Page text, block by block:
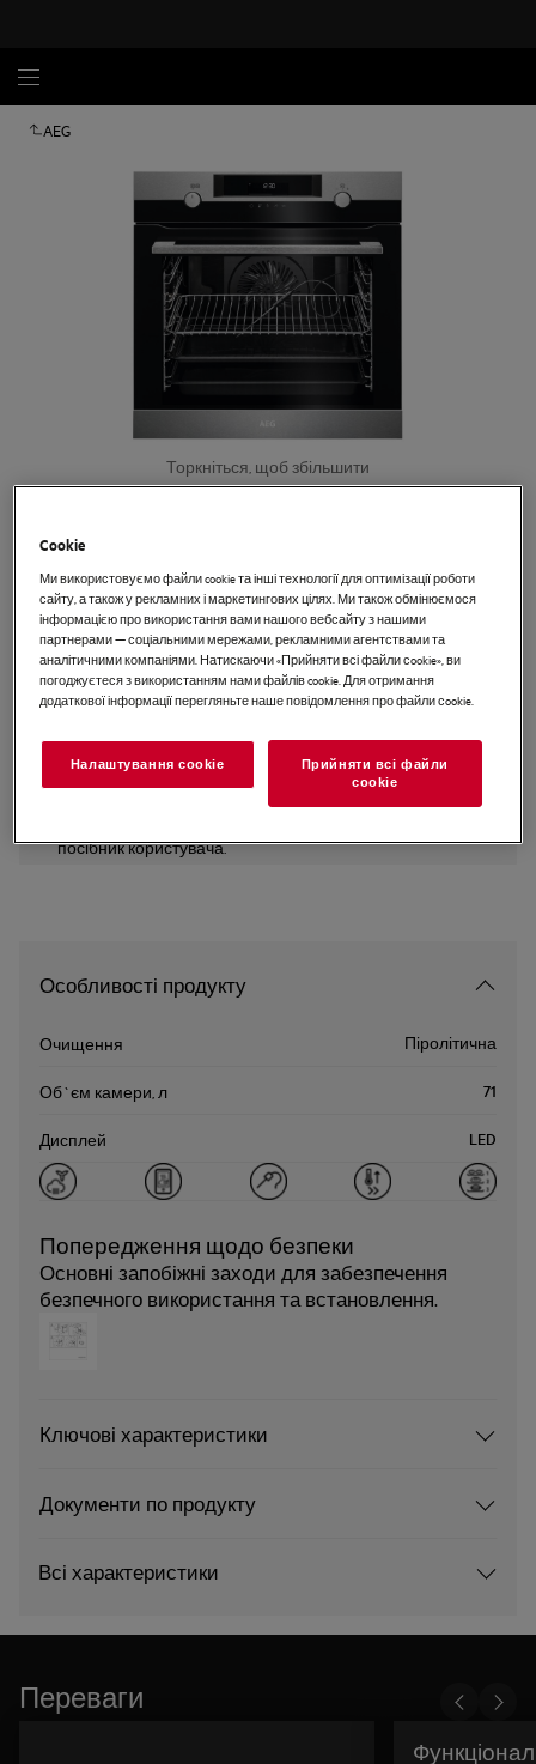
AEG
Торкніться, щоб збільшити
Вбудована електрична духова
шафа SteamBake 6000
EU керівництво
Інструкції з техніки безпеки та попередження щодо
наведені в розділах 1 і 2 посібника користувача. Для
посібник користувача.
Особливості продукту
Очищення Піролітична
Об`єм камери, л 71
Дисплей LED
Попередження щодо безпеки
Основні запобіжні заходи для забезпечення
безпечного використання та встановлення.
Ключові характеристики
Документи по продукту
Всі характеристики
Переваги
Cookie
Ми використовуємо файли cookie та інші технології для оптимізації роботи
сайту, а також у рекламних і маркетингових цілях. Ми також обмінюємося
інформацією про використання вами нашого вебсайту з нашими
партнерами — соціальними мережами, рекламними агентствами та
аналітичними компаніями. Натискаючи «Прийняти всі файли сookie», ви
погоджуєтеся з використанням нами файлів cookie. Для отримання
додаткової інформації перегляньте наше повідомлення про файли сookie.
Налаштування cookie
Прийняти всі файли
сookie